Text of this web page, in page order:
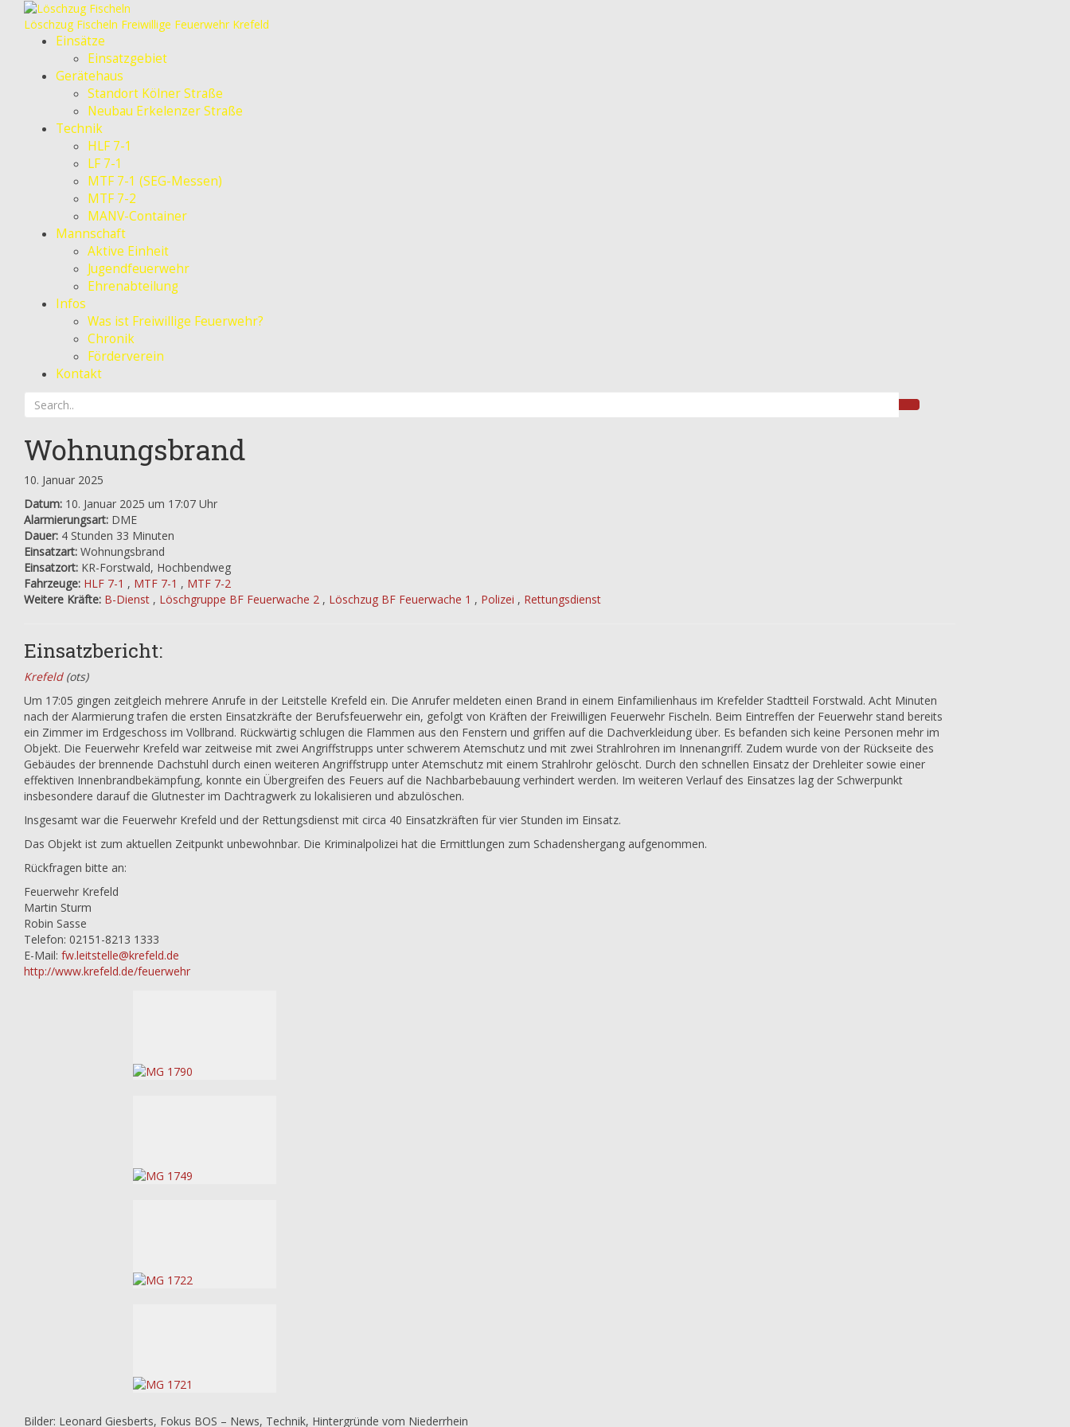
Löschzug Fischeln Freiwillige Feuerwehr Krefeld
Einsätze
Einsatzgebiet
Gerätehaus
Standort Kölner Straße
Neubau Erkelenzer Straße
Technik
HLF 7-1
LF 7-1
MTF 7-1 (SEG-Messen)
MTF 7-2
MANV-Container
Mannschaft
Aktive Einheit
Jugendfeuerwehr
Ehrenabteilung
Infos
Was ist Freiwillige Feuerwehr?
Chronik
Förderverein
Kontakt
Wohnungsbrand
10. Januar 2025
Datum: 10. Januar 2025 um 17:07 Uhr
Alarmierungsart: DME
Dauer: 4 Stunden 33 Minuten
Einsatzart: Wohnungsbrand
Einsatzort: KR-Forstwald, Hochbendweg
Fahrzeuge: HLF 7-1 , MTF 7-1 , MTF 7-2
Weitere Kräfte: B-Dienst , Löschgruppe BF Feuerwache 2 , Löschzug BF Feuerwache 1 , Polizei , Rettungsdienst
Einsatzbericht:
Krefeld(ots)
Um 17:05 gingen zeitgleich mehrere Anrufe in der Leitstelle Krefeld ein. Die Anrufer meldeten einen Brand in einem Einfamilienhaus im Krefelder Stadtteil Forstwald. Acht Minuten
nach der Alarmierung trafen die ersten Einsatzkräfte der Berufsfeuerwehr ein, gefolgt von Kräften der Freiwilligen Feuerwehr Fischeln. Beim Eintreffen der Feuerwehr stand bereits
ein Zimmer im Erdgeschoss im Vollbrand. Rückwärtig schlugen die Flammen aus den Fenstern und griffen auf die Dachverkleidung über. Es befanden sich keine Personen mehr im
Objekt. Die Feuerwehr Krefeld war zeitweise mit zwei Angriffstrupps unter schwerem Atemschutz und mit zwei Strahlrohren im Innenangriff. Zudem wurde von der Rückseite des
Gebäudes der brennende Dachstuhl durch einen weiteren Angriffstrupp unter Atemschutz mit einem Strahlrohr gelöscht. Durch den schnellen Einsatz der Drehleiter sowie einer
effektiven Innenbrandbekämpfung, konnte ein Übergreifen des Feuers auf die Nachbarbebauung verhindert werden. Im weiteren Verlauf des Einsatzes lag der Schwerpunkt
insbesondere darauf die Glutnester im Dachtragwerk zu lokalisieren und abzulöschen.
Insgesamt war die Feuerwehr Krefeld und der Rettungsdienst mit circa 40 Einsatzkräften für vier Stunden im Einsatz.
Das Objekt ist zum aktuellen Zeitpunkt unbewohnbar. Die Kriminalpolizei hat die Ermittlungen zum Schadenshergang aufgenommen.
Rückfragen bitte an:
Feuerwehr Krefeld
Martin Sturm
Robin Sasse
Telefon: 02151-8213 1333
E-Mail: fw.leitstelle@krefeld.de
http://www.krefeld.de/feuerwehr
Bilder: Leonard Giesberts, Fokus BOS – News, Technik, Hintergründe vom Niederrhein